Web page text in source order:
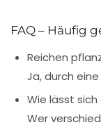
FAQ – Häufig
Reichen
Ja, durch
Wie lässt
Wer